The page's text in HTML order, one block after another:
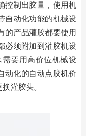
控制出胶量，使用机
自动化功能的机械设
的产品灌胶都要使用
必须附加到灌胶机设
要用高价位机械设
动化的自动点胶机价
灌胶头。